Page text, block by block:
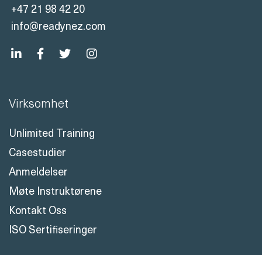
+47 21 98 42 20
info@readynez.com
Virksomhet
Unlimited Training
Casestudier
Anmeldelser
Møte Instruktørene
Kontakt Oss
ISO Sertifiseringer